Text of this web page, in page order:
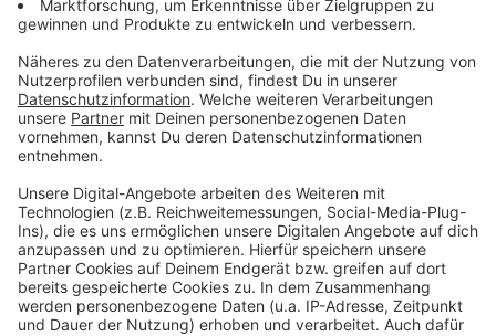
Hier gehts zur Online-Beteiligung
Hier gehts zur Online-Anmeldung zum Auftakt-
Workshop am 17.09. (oder Tel. 0211-8993515)
Anzeige
Anzeige